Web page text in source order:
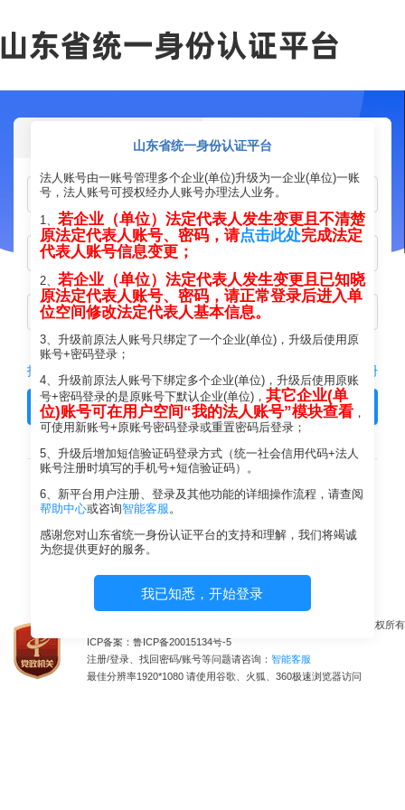
山东省统一身份认证平台
法人账号由一账号管理多个企业(单位)升级为一企业(单位)一账
号，法人账号可授权经办人账号办理法人业务。
1、
若企业（单位）法定代表人发生变更且不清楚
原法定代表人账号、密码，请点击此处完成法定
代表人账号信息变更；
2、
若企业（单位）法定代表人发生变更且已知晓
原法定代表人账号、密码，请正常登录后进入单
位空间修改法定代表人基本信息。
3、升级前原法人账号只绑定了一个企业(单位)，升级后使用原
账号+密码登录；
4、升级前原法人账号下绑定多个企业(单位)，升级后使用原账
号+密码登录的是原账号下默认企业(单位)， 其它企业(单
位)账号可在用户空间“我的法人账号”模块查看，
可使用新账号+原账号密码登录或重置密码后登录；
5、升级后增加短信验证码登录方式（统一社会信用代码+法人
账号注册时填写的手机号+短信验证码）。
6、新平台用户注册、登录及其他功能的详细操作流程，请查阅
帮助中心或咨询智能客服 。
感谢您对山东省统一身份认证平台的支持和理解，我们将竭诚
为您提供更好的服务。
我已知悉，开始登录
找回法人账号/密码 立即注册
登 录
其他方式登录
短信验证码登
山东省大数据局主办 山东省大数据中心承办 山东省大数据局版权所有
ICP备案：鲁ICP备20015134号-5
注册/登录、找回密码/账号等问题请咨询： 智能客服
最佳分辨率1920*1080 请使用谷歌、火狐、360极速浏览器访问